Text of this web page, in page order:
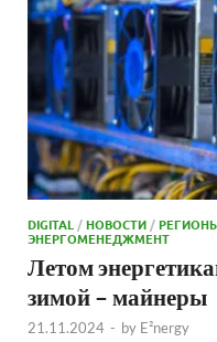
DIGITAL/НОВОСТИ/
ЭНЕРГОМЕНЕДЖМЕНТ
Летом
зимой – майнеры
21.11.2024 - by E²nergy